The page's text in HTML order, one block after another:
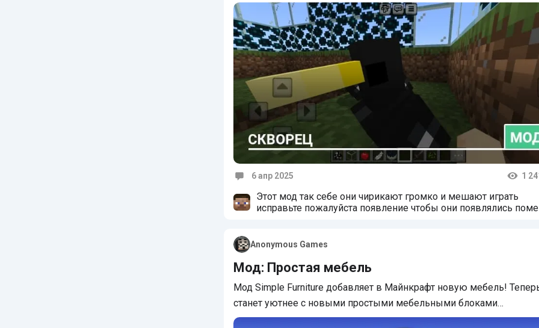
6 апр 2025 1
Этот мод так себе они чирикают громко и мешают играть
исправьте пожалуйста появление чтобы они появлялись
Anonymous Games
Мод: Простая мебель
Мод Simple Furniture добавляет в Майнкрафт новую мебель!
станет уютнее с новыми простыми мебельными блоками…